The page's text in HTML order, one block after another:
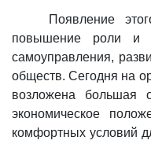
Появление
повышение роли и
самоуправления,
обществ. Сегодня на
возложена большая
экономическое
комфортных условий